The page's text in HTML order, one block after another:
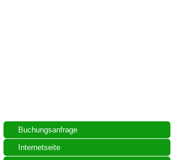
Buchungsanfrage
Internetseite